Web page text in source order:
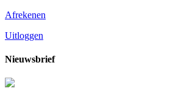
Afrekenen
Uitloggen
Nieuwsbrief